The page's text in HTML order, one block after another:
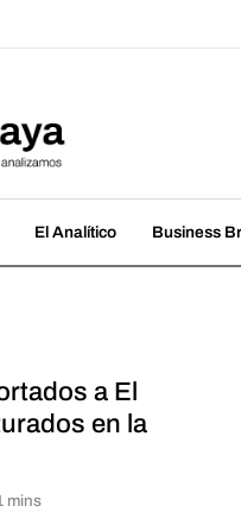
El Analítico Business
a El
en la
mins